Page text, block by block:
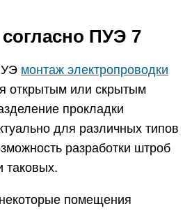
ПУЭ 7
монтаж электропроводки
открытым или скрытым
прокладки
для различных типов
разработки штроб
таковых.
помещения